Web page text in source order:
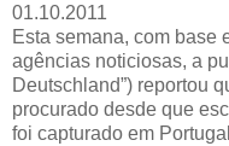
01.10.2011
Esta semana, com base
agências noticiosas, a
Deutschland”) reportou
procurado desde que
foi capturado em